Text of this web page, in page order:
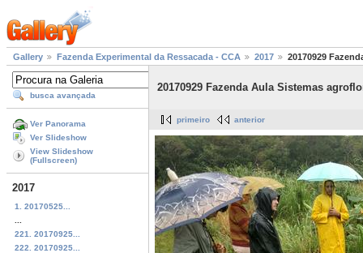
Gallery Fazenda Experimental da Ressacada - CCA 2017 20170929
busca avançada
Ver Panorama
Ver Slideshow
View Slideshow
(Fullscreen)
2017
1. 20170525...
221. 20170925...
222. 20170925...
20170929 Fazenda Aula Sistemas
primeiro anterior